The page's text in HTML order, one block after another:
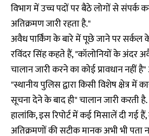
विभाग में उच्च पदों पर बैठे लोगों से संपर्क
अतिक्रमण जारी रहता है."
अवैध पार्किंग के बारे में पूछे जाने पर सर्कल के
रविंदर सिंह कहते हैं, "कॉलोनियों के अंदर
चालान जारी करने का कोई प्रावधान नहीं
"स्थानीय पुलिस द्वारा किसी विशेष क्षेत्र में
सूचना देने के बाद ही" चालान जारी करती है.
हालांकि, इस रिपोर्ट में कई मिसालें दी गई
अतिक्रमणों की सटीक मानक अभी भी पता